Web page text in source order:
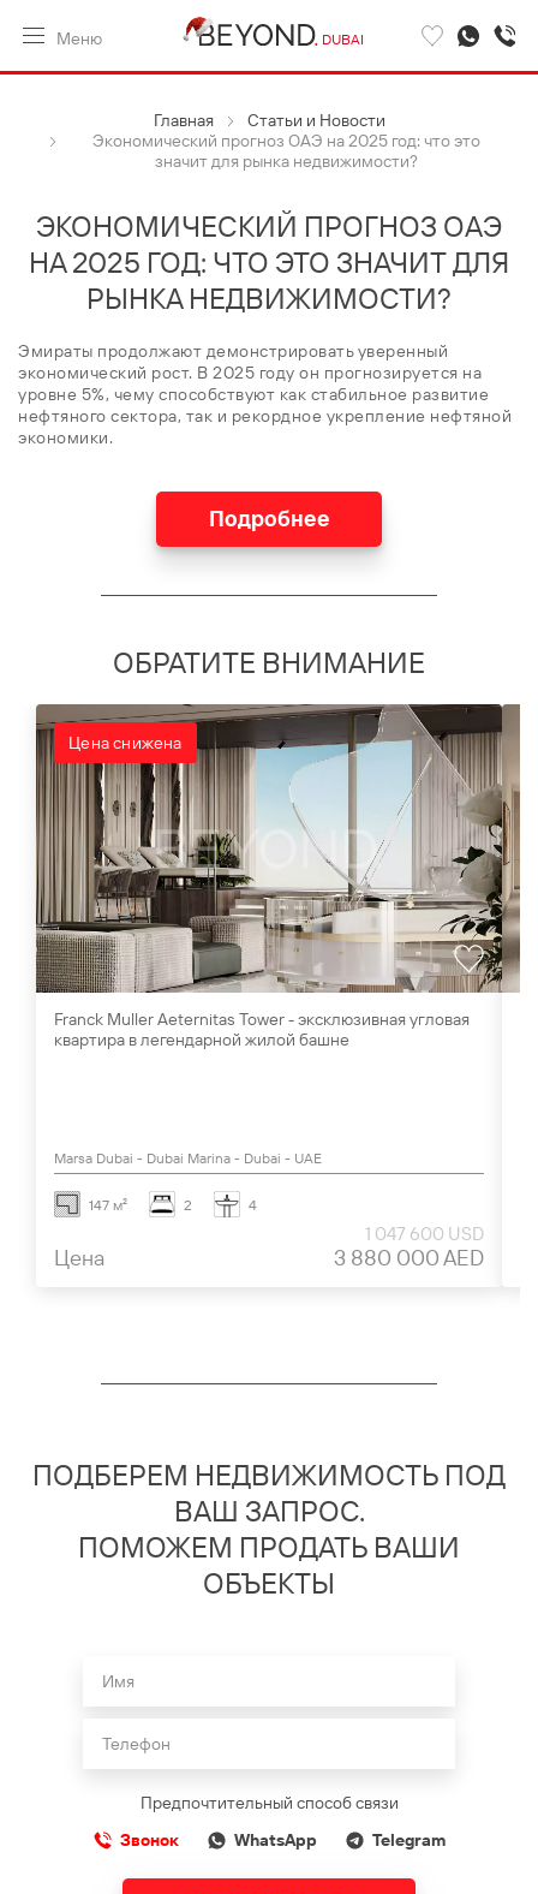
Меню DUBAI
Главная
Статьи и Новости
Экономический прогноз ОАЭ на 2025 год: что это
значит для рынка недвижимости?
ЭКОНОМИЧЕСКИЙ ПРОГНОЗ ОАЭ
НА 2025 ГОД: ЧТО ЭТО ЗНАЧИТ ДЛЯ
РЫНКА НЕДВИЖИМОСТИ?
Эмираты продолжают демонстрировать уверенный
экономический рост. В 2025 году он прогнозируется на
уровне 5%, чему способствуют как стабильное развитие
нефтяного сектора, так и рекордное укрепление нефтяной
экономики.
Подробнее
ОБРАТИТЕ ВНИМАНИЕ
Цена снижена
Franck Muller Aeternitas Tower - эксклюзивная угловая
квартира в легендарной жилой башне
Marsa Dubai - Dubai Marina - Dubai - UAE
147 м² 2 4
Цена
1 047 600 USD
3 880 000 AED
ПОДБЕРЕМ НЕДВИЖИМОСТЬ ПОД
ВАШ ЗАПРОС.
ПОМОЖЕМ ПРОДАТЬ ВАШИ
ОБЪЕКТЫ
Предпочтительный способ связи
Звонок
WhatsApp Telegram